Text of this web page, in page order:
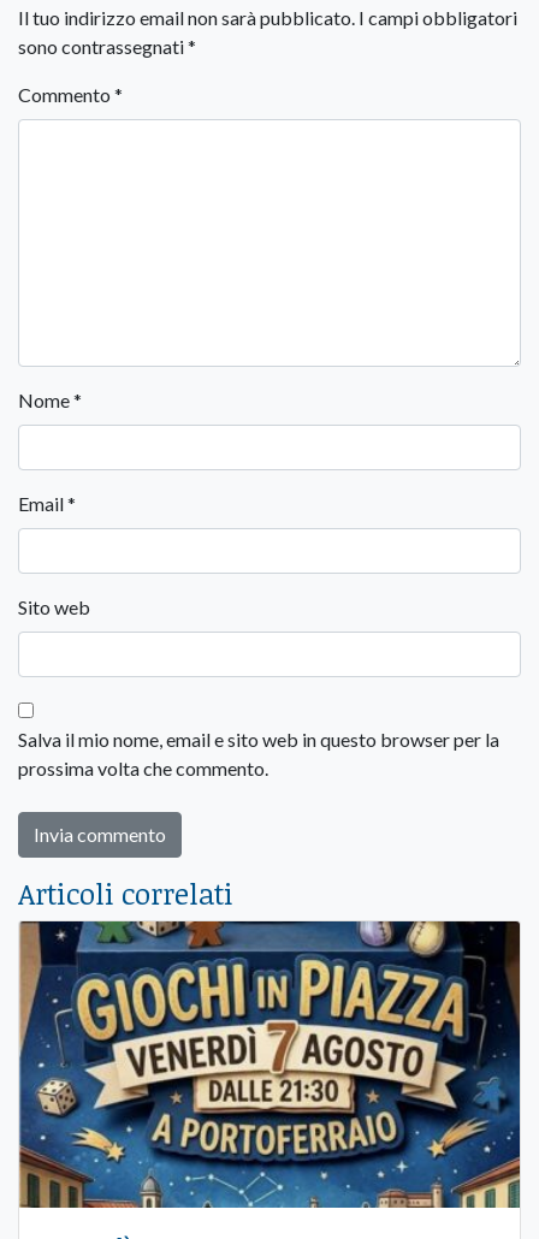
Il tuo indirizzo email non sarà pubblicato. I campi obbligatori
sono contrassegnati*
Commento *
Nome*
Email*
Sito web
Salva il mio nome, email e sito web in questo browser per la
prossima volta che commento.
Articoli correlati